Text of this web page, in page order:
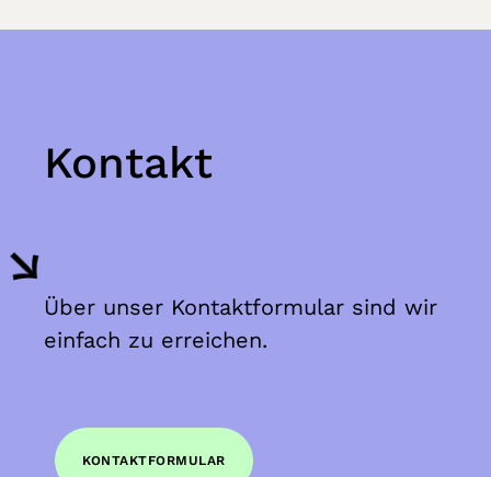
Kontakt
Über unser Kontaktformular sind wir
einfach zu erreichen.
KONTAKTFORMULAR